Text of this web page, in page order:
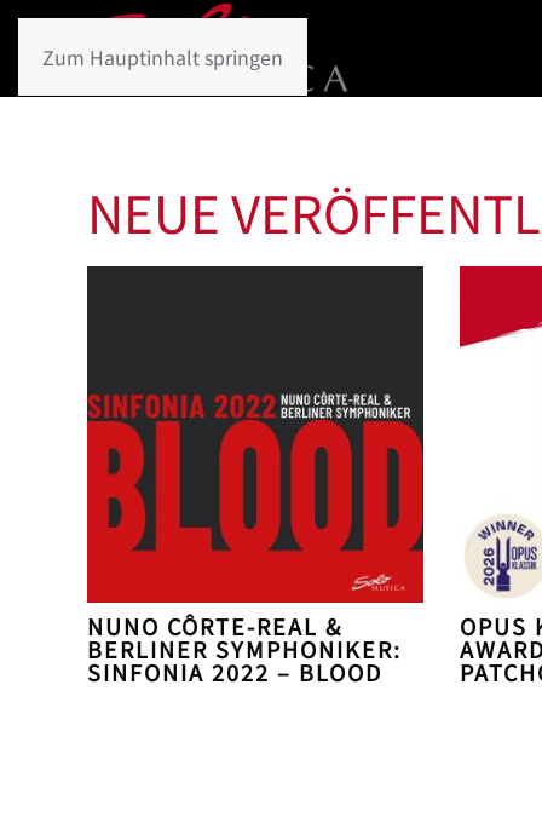
Zum Hauptinhalt springen
NEUE
NUNO CÔRTE-REAL &
BERLINER SYMPHONIKER:
SINFONIA 2022 – BLOOD
OPUS